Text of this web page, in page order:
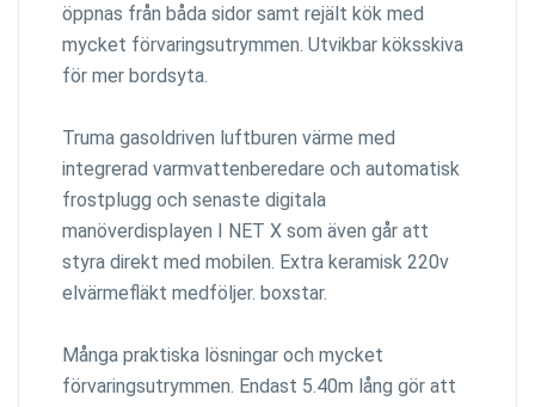
öppnas från båda sidor samt rejält kök med
mycket förvaringsutrymmen. Utvikbar köksskiva
för mer bordsyta.
Truma gasoldriven luftburen värme med
integrerad varmvattenberedare och automatisk
frostplugg och senaste digitala
manöverdisplayen I NET X som även går att
styra direkt med mobilen. Extra keramisk 220v
elvärmefläkt medföljer. boxstar.
Många praktiska lösningar och mycket
förvaringsutrymmen. Endast 5.40m lång gör att